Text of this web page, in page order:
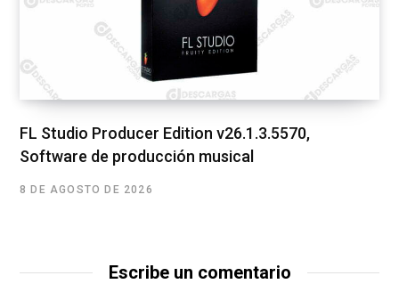
FL Studio Producer Edition v26.1.3.5570,
Software de producción musical
8 DE AGOSTO DE 2026
Escribe un comentario